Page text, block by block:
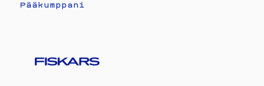
Pääkumppani